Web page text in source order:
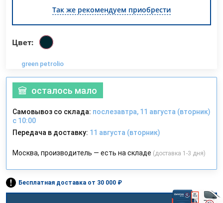
Так же рекомендуем приобрести
Цвет:
green petrolio
осталось мало
Самовывоз со склада: послезавтра, 11 августа (вторник)
с 10:00
Передача в доставку: 11 августа (вторник)
Москва, производитель — есть на складе (доставка 1-3 дня)
Бесплатная доставка от 30 000 ₽